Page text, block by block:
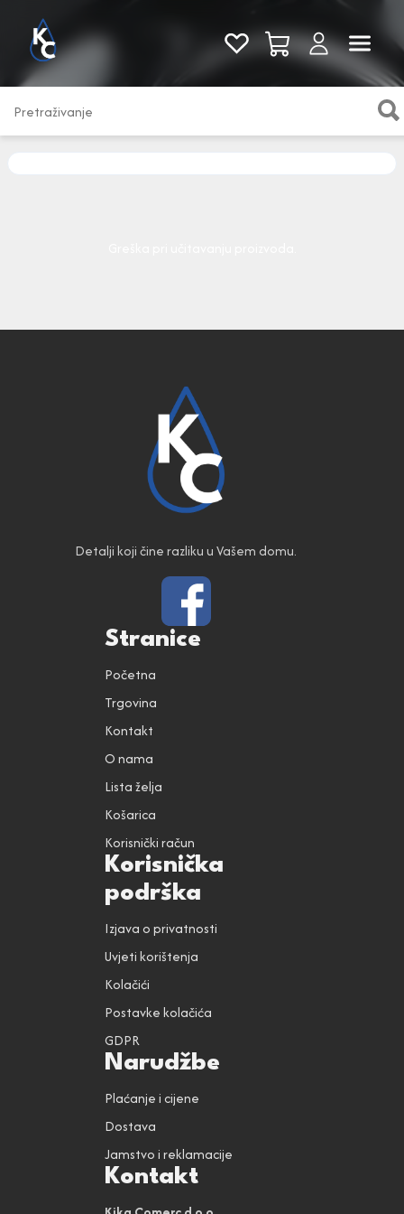
Pogledaj sve
Detalji koji čine razliku u Vašem domu.
Stranice
Početna
Trgovina
Kontakt
O nama
Lista želja
Košarica
Korisnički račun
Korisnička
podrška
Izjava o privatnosti
Uvjeti korištenja
Kolačići
Postavke kolačića
GDPR
Narudžbe
Plaćanje i cijene
Dostava
Jamstvo i reklamacije
Kontakt